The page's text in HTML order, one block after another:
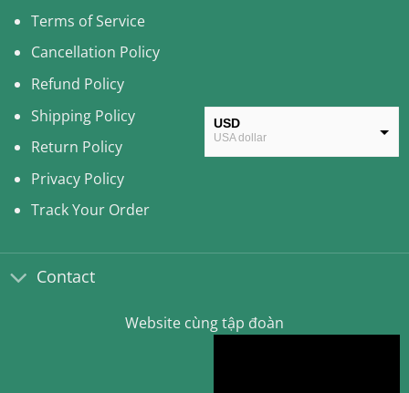
Terms of Service
Cancellation Policy
Refund Policy
Shipping Policy
Return Policy
Privacy Policy
Track Your Order
USD
USA dollar
KRW
South Korean Won
Contact
Website cùng tập đoàn